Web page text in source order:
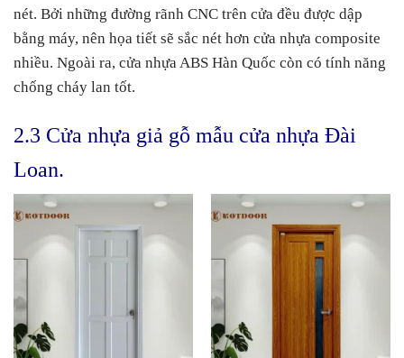
nét. Bởi những đường rãnh CNC trên cửa đều được dập
bằng máy, nên họa tiết sẽ sắc nét hơn cửa nhựa composite
nhiều. Ngoài ra, cửa nhựa ABS Hàn Quốc còn có tính năng
chống cháy lan tốt.
2.3 Cửa nhựa giả gỗ mẫu cửa nhựa Đài
Loan.